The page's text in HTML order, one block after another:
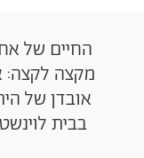
החיים של
מקצה לקצה:
אובדן של
בבית